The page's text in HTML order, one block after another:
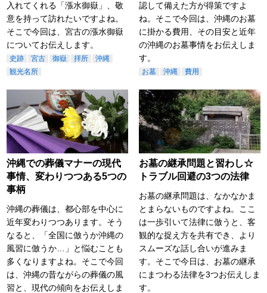
入れてくれる「漲水御嶽」、敬
意を持って訪れたいですよね。
そこで今回は、宮古の漲水御嶽
についてお伝えします。
史跡 宮古 御嶽 拝所
沖縄
観光名所
認して備えた方が得策ですよ
ね。そこで今回は、沖縄のお墓
に掛かる費用、その目安と近年
の沖縄のお墓事情をお伝えしま
す。
お墓 沖縄 費用
沖縄での葬儀マナーの現代
事情、変わりつつある5つの
事柄
沖縄の葬儀は、都心部を中心に
近年変わりつつあります。そう
なると、「全国に倣うか沖縄の
風習に倣うか…」と悩むことも
多くなりますよね。そこで今回
は、沖縄の昔ながらの葬儀の風
習と、現代の傾向をお伝えしま
お墓の継承問題と習わし☆
トラブル回避の3つの法律
お墓の継承問題は、なかなかま
とまらないものですよね。ここ
は一歩引いて法律に倣うと、客
観的な捉え方を共有でき、より
スムーズな話し合いが進みま
す。そこで今日は、お墓の継承
にまつわる法律を3つお伝えしま
す。